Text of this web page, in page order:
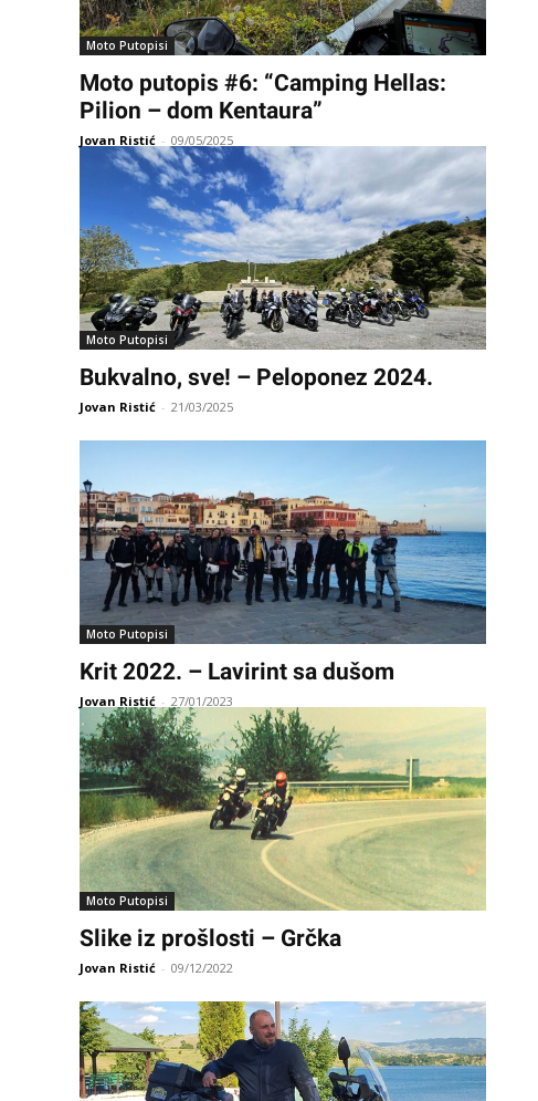
Moto Putopisi
Moto putopis #6: “Camping Hellas:
Pilion – dom Kentaura”
Jovan Ristić - 09/05/2025
Moto Putopisi
Bukvalno, sve! – Peloponez 2024.
Jovan Ristić - 21/03/2025
Moto Putopisi
Krit 2022. – Lavirint sa dušom
Jovan Ristić - 27/01/2023
Moto Putopisi
Slike iz prošlosti – Grčka
Jovan Ristić - 09/12/2022